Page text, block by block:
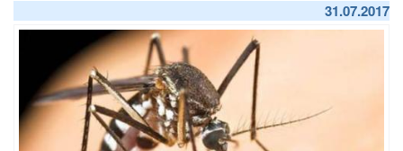
31.07.2017